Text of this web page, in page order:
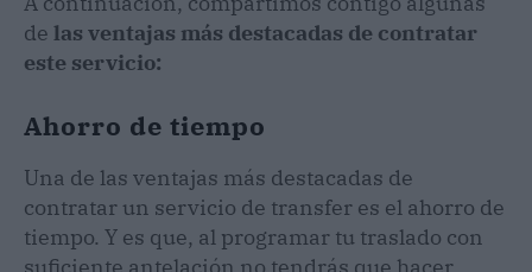
de las ventajas más destacadas de contratar
este servicio:
Ahorro de tiempo
Una de las ventajas más destacadas de
contratar un servicio de transfer es el ahorro de
tiempo. Y es que, al programar tu traslado con
suficiente antelación no tendrás que hacer